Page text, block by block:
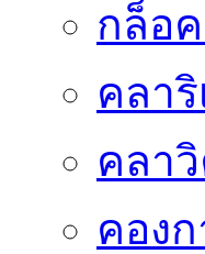
กล็อ
คลา
คลา
คองก